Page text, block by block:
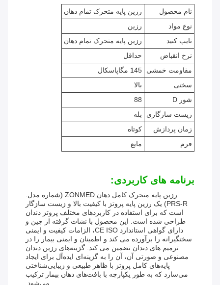
نام محصول
رزین پایه متحرک تمام دهان
نوع مواد
رزین
تایپ کنید
رزین پایه متحرک تمام دهان
نرخ انقباض
حداقل
مقاومت خمشی
145 مگاپاسکال
سختی
بالا
شور D
88
زیست سازگاری
بله
زمان پردازش
کوتاه
فرم
مایع
برنامه های کاربردی:
رزین پایه متحرک کامل دهان ZONMED (شماره مدل:
PRS-R) یک رزین پایه پروتز با کیفیت بالا و زیست سازگار
است که برای استفاده در کاربردهای مختلف پروتز دندان
طراحی شده است. این محصول با نشات گرفته از چین و
دارای گواهی استاندارد CE ISO، الزامات کیفیت و ایمنی
سختگیرانه را برآورده می کند و اطمینان و ایمنی بیمار را در
ترمیم های دندان تضمین می کند. گزینه‌های رزین دندان
مصنوعی و صورتی آن، آن را به گزینه‌ای ایده‌آل برای ایجاد
پایه‌های کامل پروتز با ظاهر طبیعی و زیبایی‌شناختی
می‌سازد که به طور یکپارچه با بافت‌های دهان بیمار ترکیب
می‌شود.